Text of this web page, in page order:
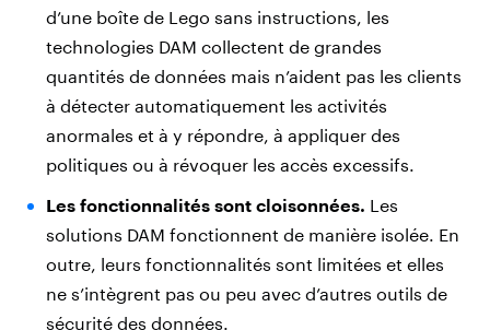
d’une boîte de Lego sans instructions, les
technologies DAM collectent de grandes
quantités de données mais n’aident pas les clients
à détecter automatiquement les activités
anormales et à y répondre, à appliquer des
politiques ou à révoquer les accès excessifs.
Les fonctionnalités sont cloisonnées. Les
solutions DAM fonctionnent de manière isolée. En
outre, leurs fonctionnalités sont limitées et elles
ne s’intègrent pas ou peu avec d’autres outils de
sécurité des données.